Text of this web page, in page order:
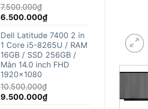
7.500.000₫
Giá
là:
7.500.000₫.
6.500.000₫Giá
tại
là:
6.500.000₫.
Dell Latitude 7400 2 in
1 Core i5-8265U / RAM
16GB / SSD 256GB /
Màn 14.0 inch FHD
1920x1080
10.500.000₫
Giá
9.500.000₫Giá